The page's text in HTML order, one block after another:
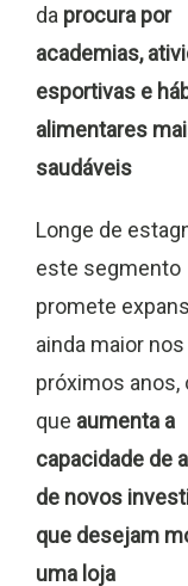
da procura por
academias,
esportivas e
alimentares
saudáveis
Longe de
este segmento
promete
ainda maior nos
próximos anos,
que aumenta a
capacidade de
de novos
que desejam
uma loja